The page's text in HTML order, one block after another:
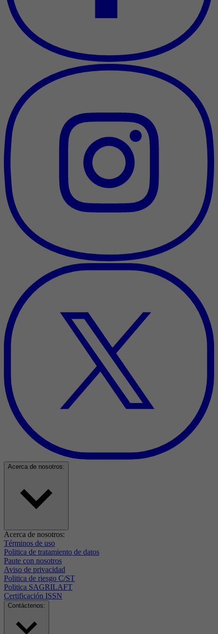
Acerca de nosotros:
Acerca de nosotros:
Términos de uso
Politica de tratamiento de datos
Paute con nosotros
Aviso de privacidad
Politica de riesgo C/ST
Politica SAGRILAFT
Certificación ISSN
Contáctenos: